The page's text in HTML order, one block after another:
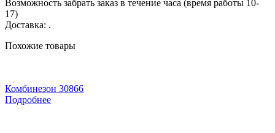
Возможность забрать заказ в течение часа (время работы 10-
17)
Доставка: .
Похожие товары
Комбинезон 30866
Подробнее